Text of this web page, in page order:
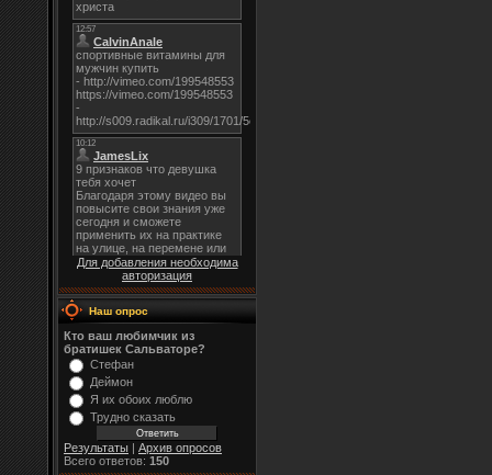
Для добавления необходима
авторизация
Наш опрос
Кто ваш любимчик из
братишек Сальваторе?
Стефан
Деймон
Я их обоих люблю
Трудно сказать
Результаты
Архив опросов
Всего ответов: 150